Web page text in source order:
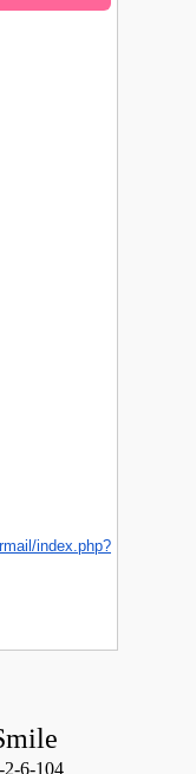
index.php?
6-104